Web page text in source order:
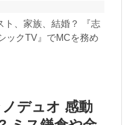
ト、家族、結婚？ 『志
ックTV』でMCを務め
デュオ 感動